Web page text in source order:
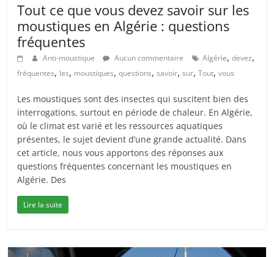
Tout ce que vous devez savoir sur les
moustiques en Algérie : questions
fréquentes
Anti-moustique Aucun commentaire Algérie,devez,
fréquentes, les, moustiques,questions,savoir,sur,Tout,vous
Les moustiques sont des insectes qui suscitent bien des
interrogations, surtout en période de chaleur. En Algérie,
où le climat est varié et les ressources aquatiques
présentes, le sujet devient d’une grande actualité. Dans
cet article, nous vous apportons des réponses aux
questions fréquentes concernant les moustiques en
Algérie. Des
Lire la suite